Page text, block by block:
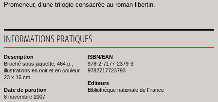
Promeneur, d’une trilogie consacrée au roman libertin.
INFORMATIONS PRATIQUES
Description
Broché sous jaquette, 464 p.,
illustrations en noir et en couleur,
23 x 16 cm
Date de parution
8 novembre 2007
ISBN/EAN
978-2-7177-2379-3
9782717723793
Editeurs
Bibliothèque nationale de France